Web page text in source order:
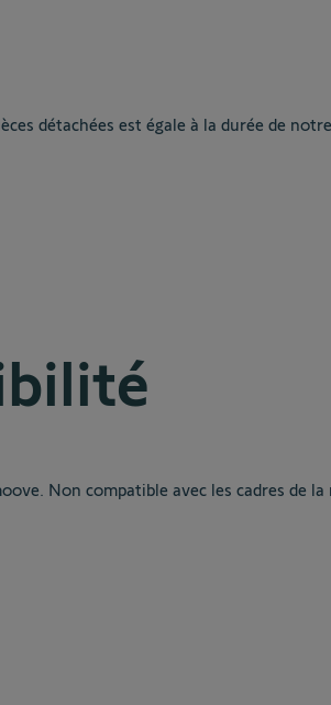
détachées est égale à la durée de
Non compatible avec les cadres de la